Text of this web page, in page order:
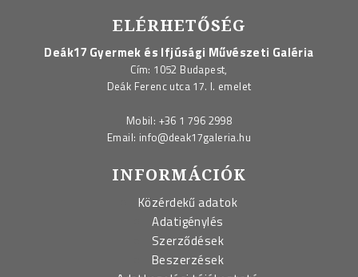
ELÉRHETŐSÉG
Deák17 Gyermek és Ifjúsági Művészeti Galéria
Cím: 1052 Budapest,
Deák Ferenc utca 17. I. emelet
Mobil: +36 1 796 2998
Email: info@deak17galeria.hu
INFORMÁCIÓK
Közérdekű adatok
Adatigénylés
Szerződések
Beszerzések